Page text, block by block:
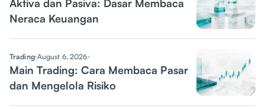
Aktiva dan Pasiva: Dasar Membaca
Neraca Keuangan
Trading August 6, 2026
Main Trading: Cara Membaca Pasar
dan Mengelola Risiko